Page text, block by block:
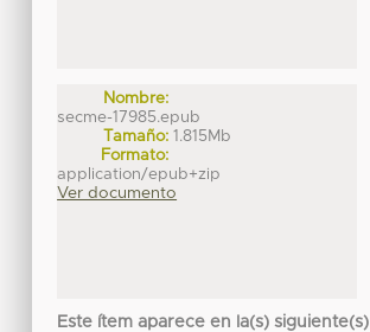
Nombre:
secme-17985.epub
Tamaño: 1.815Mb
Formato:
application/epub+zip
Ver documento
Este ítem aparece en la(s) siguiente(s)